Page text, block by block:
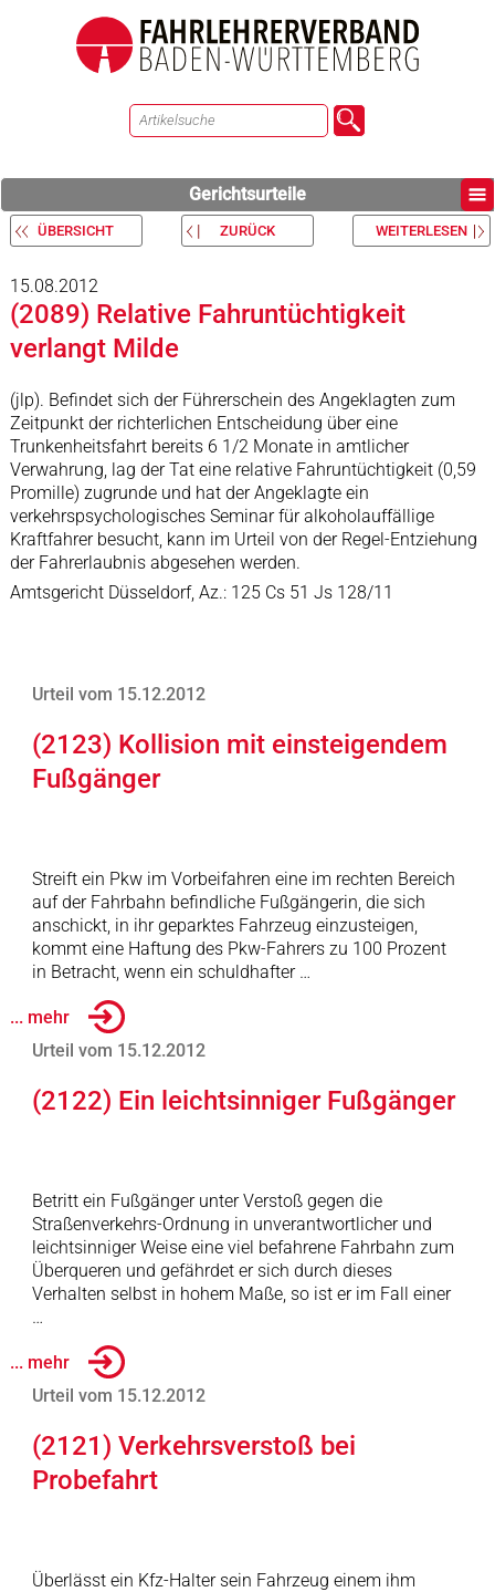
Gerichtsurteile
ÜBERSICHT ZURÜCK WEITERLESEN
15.08.2012
(2089) Relative Fahruntüchtigkeit
verlangt Milde
(jlp). Befindet sich der Führerschein des Angeklagten zum
Zeitpunkt der richterlichen Entscheidung über eine
Trunkenheitsfahrt bereits 6 1/2 Monate in amtlicher
Verwahrung, lag der Tat eine relative Fahruntüchtigkeit (0,59
Promille) zugrunde und hat der Angeklagte ein
verkehrspsychologisches Seminar für alkoholauffällige
Kraftfahrer besucht, kann im Urteil von der Regel-Entziehung
der Fahrerlaubnis abgesehen werden.
Amtsgericht Düsseldorf, Az.: 125 Cs 51 Js 128/11
Urteil vom 15.12.2012
(2123) Kollision mit einsteigendem
Fußgänger
Streift ein Pkw im Vorbeifahren eine im rechten Bereich
auf der Fahrbahn befindliche Fußgängerin, die sich
anschickt, in ihr geparktes Fahrzeug einzusteigen,
kommt eine Haftung des Pkw-Fahrers zu 100 Prozent
in Betracht, wenn ein schuldhafter …
... mehr
Urteil vom 15.12.2012
(2122) Ein leichtsinniger Fußgänger
Betritt ein Fußgänger unter Verstoß gegen die
Straßenverkehrs-Ordnung in unverantwortlicher und
leichtsinniger Weise eine viel befahrene Fahrbahn zum
Überqueren und gefährdet er sich durch dieses
Verhalten selbst in hohem Maße, so ist er im Fall einer
…
... mehr
Urteil vom 15.12.2012
(2121) Verkehrsverstoß bei
Probefahrt
Überlässt ein Kfz-Halter sein Fahrzeug einem ihm